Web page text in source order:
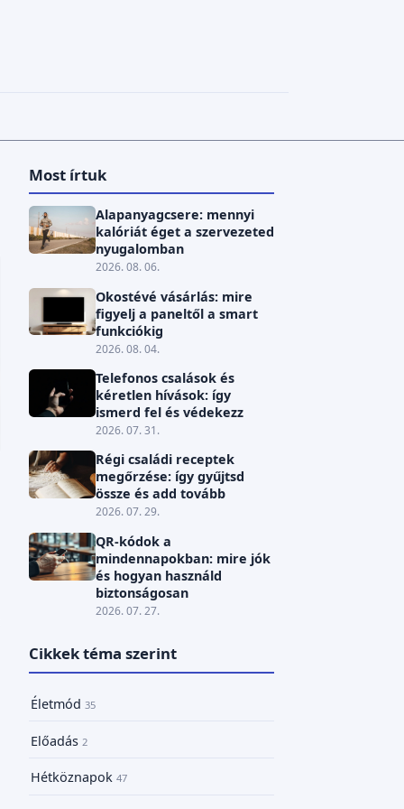
Most írtuk
Alapanyagcsere: mennyi
kalóriát éget a szervezeted
nyugalomban
2026. 08. 06.
Okostévé vásárlás: mire
figyelj a paneltől a smart
funkciókig
2026. 08. 04.
Telefonos csalások és
kéretlen hívások: így
ismerd fel és védekezz
2026. 07. 31.
Régi családi receptek
megőrzése: így gyűjtsd
össze és add tovább
2026. 07. 29.
QR-kódok a
mindennapokban: mire jók
és hogyan használd
biztonságosan
2026. 07. 27.
Cikkek téma szerint
Életmód 35
Előadás 2
Hétköznapok 47